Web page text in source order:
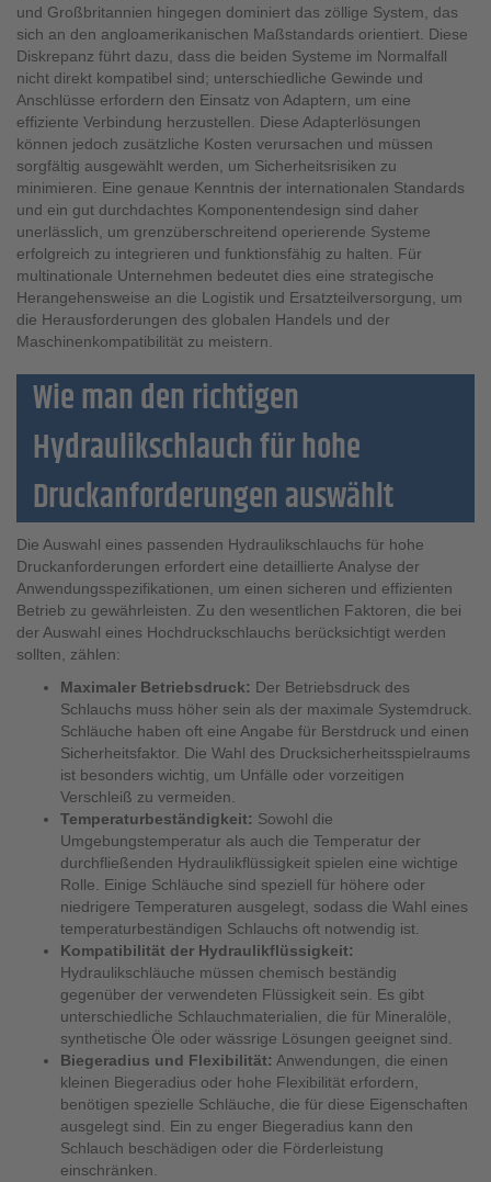
und Großbritannien hingegen dominiert das zöllige System, das
sich an den angloamerikanischen Maßstandards orientiert. Diese
Diskrepanz führt dazu, dass die beiden Systeme im Normalfall
nicht direkt kompatibel sind; unterschiedliche Gewinde und
Anschlüsse erfordern den Einsatz von Adaptern, um eine
effiziente Verbindung herzustellen. Diese Adapterlösungen
können jedoch zusätzliche Kosten verursachen und müssen
sorgfältig ausgewählt werden, um Sicherheitsrisiken zu
minimieren. Eine genaue Kenntnis der internationalen Standards
und ein gut durchdachtes Komponentendesign sind daher
unerlässlich, um grenzüberschreitend operierende Systeme
erfolgreich zu integrieren und funktionsfähig zu halten. Für
multinationale Unternehmen bedeutet dies eine strategische
Herangehensweise an die Logistik und Ersatzteilversorgung, um
die Herausforderungen des globalen Handels und der
Maschinenkompatibilität zu meistern.
Wie man den richtigen
Hydraulikschlauch für hohe
Druckanforderungen auswählt
Die Auswahl eines passenden Hydraulikschlauchs für hohe
Druckanforderungen erfordert eine detaillierte Analyse der
Anwendungsspezifikationen, um einen sicheren und effizienten
Betrieb zu gewährleisten. Zu den wesentlichen Faktoren, die bei
der Auswahl eines Hochdruckschlauchs berücksichtigt werden
sollten, zählen:
Maximaler Betriebsdruck: Der Betriebsdruck des
Schlauchs muss höher sein als der maximale Systemdruck.
Schläuche haben oft eine Angabe für Berstdruck und einen
Sicherheitsfaktor. Die Wahl des Drucksicherheitsspielraums
ist besonders wichtig, um Unfälle oder vorzeitigen
Verschleiß zu vermeiden.
Temperaturbeständigkeit: Sowohl die
Umgebungstemperatur als auch die Temperatur der
durchfließenden Hydraulikflüssigkeit spielen eine wichtige
Rolle. Einige Schläuche sind speziell für höhere oder
niedrigere Temperaturen ausgelegt, sodass die Wahl eines
temperaturbeständigen Schlauchs oft notwendig ist.
Kompatibilität der Hydraulikflüssigkeit:
Hydraulikschläuche müssen chemisch beständig
gegenüber der verwendeten Flüssigkeit sein. Es gibt
unterschiedliche Schlauchmaterialien, die für Mineralöle,
synthetische Öle oder wässrige Lösungen geeignet sind.
Biegeradius und Flexibilität: Anwendungen, die einen
kleinen Biegeradius oder hohe Flexibilität erfordern,
benötigen spezielle Schläuche, die für diese Eigenschaften
ausgelegt sind. Ein zu enger Biegeradius kann den
Schlauch beschädigen oder die Förderleistung
einschränken.